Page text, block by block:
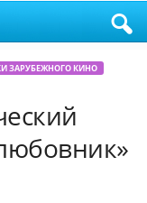
ЗАРУБЕЖНОГО КИНО